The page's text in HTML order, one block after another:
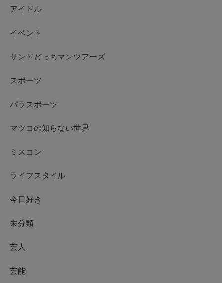
アイドル
イベント
サンドどっちマンツアーズ
スポーツ
パラスポーツ
マツコの知らない世界
ミスコン
ライフスタイル
今日好き
未分類
芸人
芸能